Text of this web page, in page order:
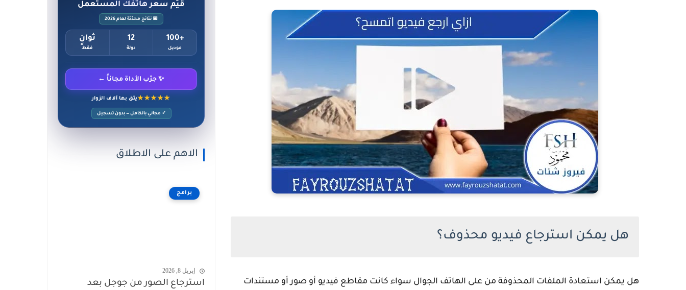
هل يمكن استرجاع فيديو محذوف؟
هل يمكن استعادة الملفات المحذوفة من على الهاتف الجوال سواء كانت مقاطع فيديو أو صور أو مستندات
قيّم سعر هاتفك المستعمل
📅 نتائج محدّثة لعام 2026
+100
موديل
12
دولة
ثوانٍ
فقط
✨ جرّب الأداة مجاناً ←
★★★★★يثق بها آلاف الزوار
✓ مجاني بالكامل — بدون تسجيل
الاهم على الاطلاق
برامج
إبريل 8, 2026
استرجاع الصور من جوجل بعد